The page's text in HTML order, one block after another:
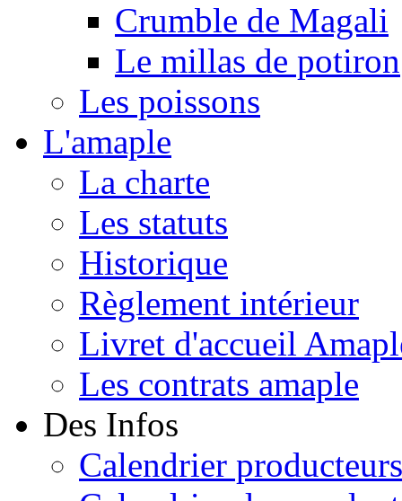
Crumble de Magali
Le millas de potiron
Les poissons
L'amaple
La charte
Les statuts
Historique
Règlement intérieur
Livret d'accueil
Les contrats amaple
Des Infos
Calendrier producteurs